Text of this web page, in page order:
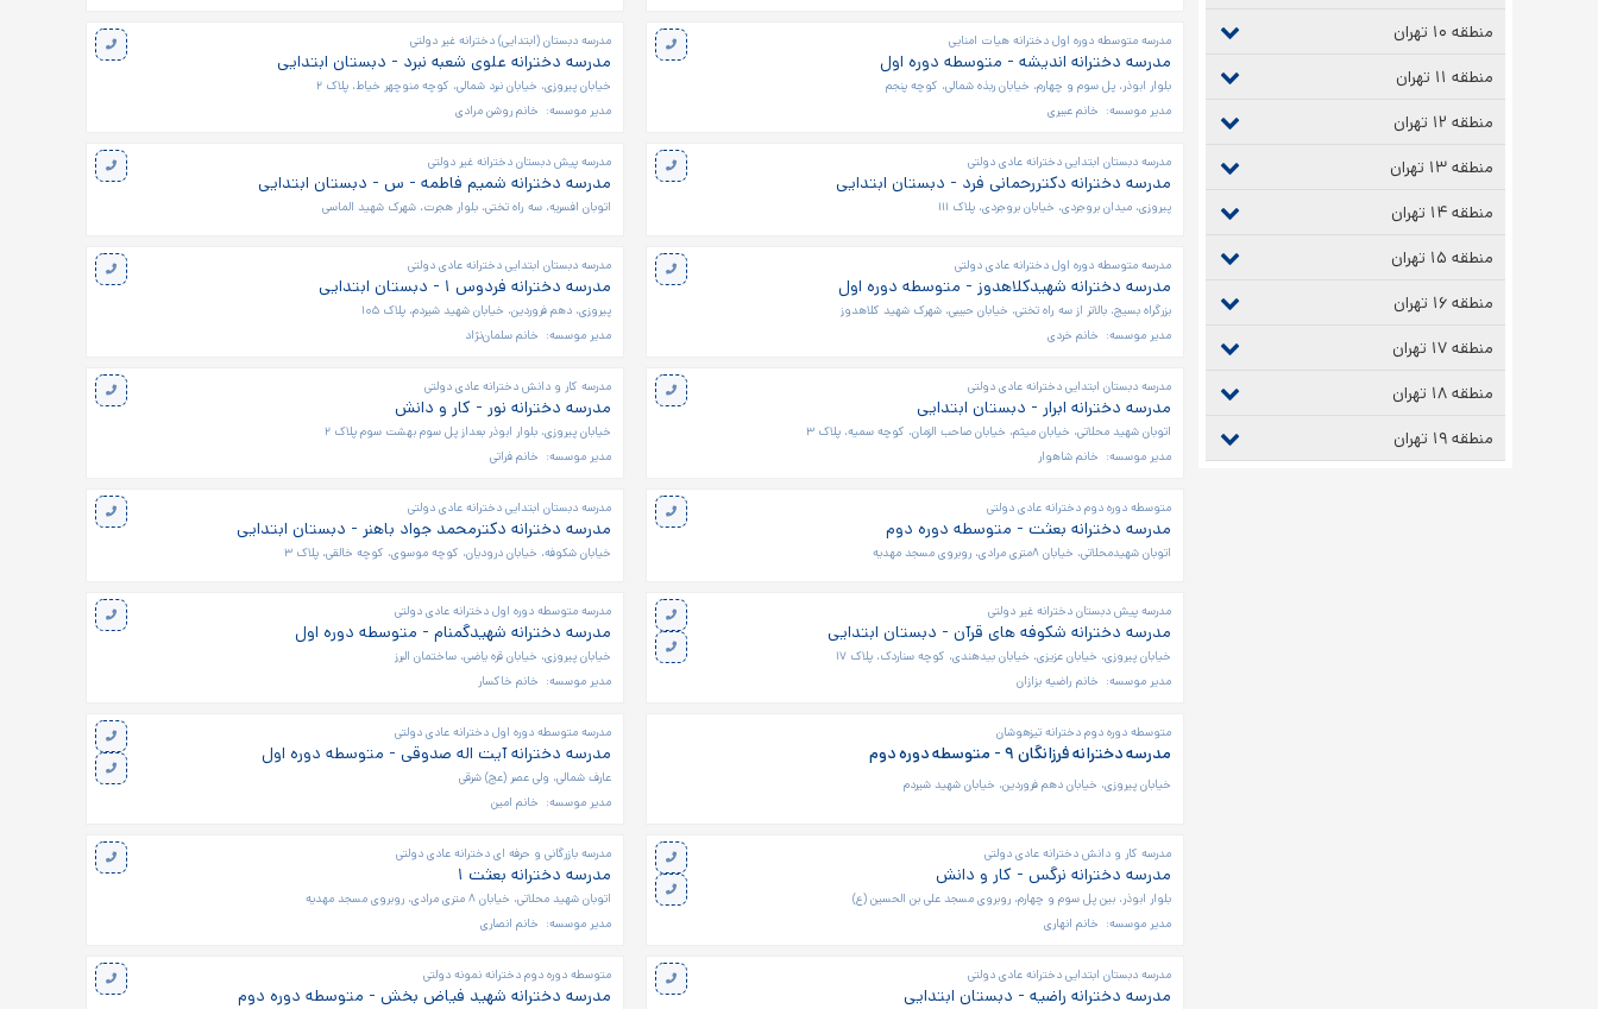
منطقه ۱۰ تهران
منطقه ۱۱ تهران
منطقه ۱۲ تهران
منطقه ۱۳ تهران
منطقه ۱۴ تهران
منطقه ۱۵ تهران
منطقه ۱۶ تهران
منطقه ۱۷ تهران
منطقه ۱۸ تهران
منطقه ۱۹ تهران
مدرسه متوسطه دوره اول دخترانه هیات امنایی
مدرسه دخترانه اندیشه - متوسطه دوره اول
بلوار ابوذر، پل سوم و چهارم، خیابان ربذه شمالی، کوچه پنجم
مدیر موسسه: خانم عبيری
مدرسه دبستان (ابتدایی) دخترانه غیر دولتی
مدرسه دخترانه علوی شعبه نبرد - دبستان ابتدایی
خیابان پیروزی، خیابان نبرد شمالی، کوچه منوچهر خیاط، پلاک ۲
مدیر موسسه: خانم روشن مرادی
مدرسه دبستان ابتدایی دخترانه عادی دولتی
مدرسه دخترانه دکتررحمانی فرد - دبستان ابتدایی
پیروزی، میدان بروجردی، خیابان بروجردی، پلاک ۱۱۱
مدرسه پیش دبستان دخترانه غیر دولتی
مدرسه دخترانه شمیم فاطمه - س - دبستان ابتدایی
اتوبان افسریه، سه راه تختی، بلوار هجرت، شهرک شهید الماسی
مدرسه متوسطه دوره اول دخترانه عادی دولتی
مدرسه دخترانه شهیدکلاهدوز - متوسطه دوره اول
بزرگراه بسیج، بالاتر از سه راه تختی، خیابان حبیبی، شهرک شهید کلاهدوز
مدیر موسسه: خانم خردی
مدرسه دبستان ابتدایی دخترانه عادی دولتی
مدرسه دخترانه فردوس ۱ - دبستان ابتدایی
پیروزی، دهم فروردین، خیابان شهید شیردم، پلاک ۱۰۵
مدیر موسسه: خانم سلمان‌نژاد
مدرسه دبستان ابتدایی دخترانه عادی دولتی
مدرسه دخترانه ابرار - دبستان ابتدایی
اتوبان شهید محلاتی، خیابان میثم، خیابان صاحب الزمان، کوچه سمیه، پلاک ۳
مدیر موسسه: خانم شاهوار
مدرسه کار و دانش دخترانه عادی دولتی
مدرسه دخترانه نور - کار و دانش
خیابان پیروزی، بلوار ابوذر بعداز پل سوم بهشت سوم پلاک ۲
مدیر موسسه: خانم فراتی
متوسطه دوره دوم دخترانه عادی دولتی
مدرسه دخترانه بعثت - متوسطه دوره دوم
اتوبان شهیدمحلاتی، خیابان ۸متری مرادی، روبروی مسجد مهدیه
مدرسه دبستان ابتدایی دخترانه عادی دولتی
مدرسه دخترانه دکترمحمد جواد باهنر - دبستان ابتدایی
خیابان شکوفه، خیابان درودیان، کوچه موسوی، کوچه خالقی، پلاک ۳
مدرسه پیش دبستان دخترانه غیر دولتی
مدرسه دخترانه شکوفه های قرآن - دبستان ابتدایی
خیابان پیروزی، خیابان عزیزی، خیابان بیدهندی، کوچه سناردک، پلاک ۱۷
مدیر موسسه: خانم راضیه بزازان
مدرسه متوسطه دوره اول دخترانه عادی دولتی
مدرسه دخترانه شهیدگمنام - متوسطه دوره اول
خیابان پیروزی، خیابان قره یاضی، ساختمان البرز
مدیر موسسه: خانم خاکسار
متوسطه دوره دوم دخترانه تیزهوشان
مدرسه دخترانه فرزانگان ۹ - متوسطه دوره دوم
خیابان پیروزی، خیابان دهم فروردین، خیابان شهید شیردم
مدرسه متوسطه دوره اول دخترانه عادی دولتی
مدرسه دخترانه آیت اله صدوقی - متوسطه دوره اول
عارف شمالی، ولی عصر (عج) شرقی
مدیر موسسه: خانم امين
مدرسه کار و دانش دخترانه عادی دولتی
مدرسه دخترانه نرگس - کار و دانش
بلوار ابوذر، بین پل سوم و چهارم، روبروی مسجد علی بن الحسین (ع)
مدیر موسسه: خانم انهاری
مدرسه بازرگانی و حرفه ای دخترانه عادی دولتی
مدرسه دخترانه بعثت ۱
اتوبان شهید محلاتی، خیابان ۸ متری مرادی، روبروی مسجد مهدیه
مدیر موسسه: خانم انصاری
مدرسه دبستان ابتدایی دخترانه عادی دولتی
مدرسه دخترانه راضیه - دبستان ابتدایی
متوسطه دوره دوم دخترانه نمونه دولتی
مدرسه دخترانه شهید فیاض بخش - متوسطه دوره دوم